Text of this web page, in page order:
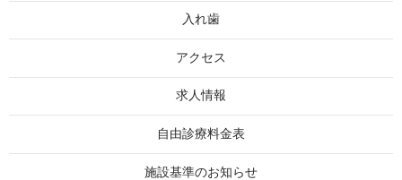
入れ歯
アクセス
求人情報
自由診療料金表
施設基準のお知らせ